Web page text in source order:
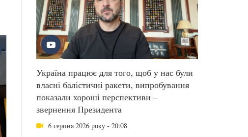
Україна працює для того, щоб у нас були
власні балістичні ракети, випробування
показали хороші перспективи –
звернення Президента
6 серпня 2026 року - 20:08